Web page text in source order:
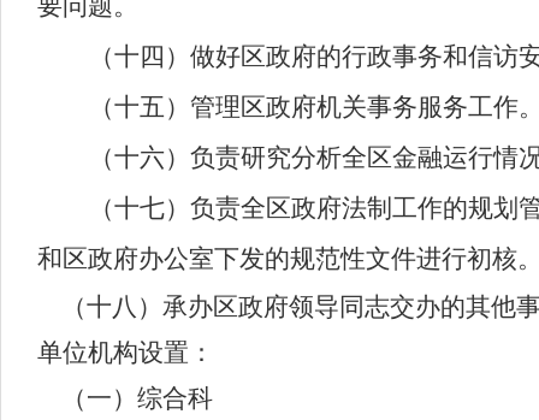
要问题。
（十四）做好区政府的行政事务和信访
（十五）管理区政府机关事务服务工作
（十六）负责研究分析全区金融运行
（十七）负责全区政府法制工作的规
和区政府办公室下发的规范性文件进行初核
（十八）承办区政府领导同志交办的其他
单位机构设置：
（一）综合科